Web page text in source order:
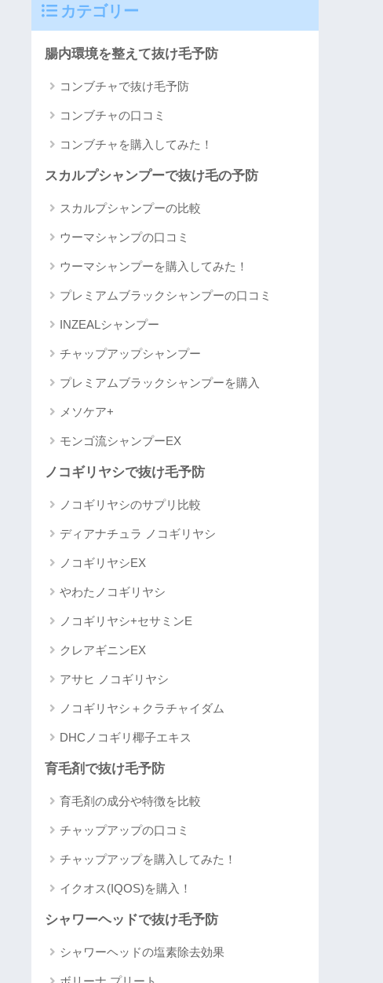
カテゴリー
腸内環境を整えて抜け毛予防
コンブチャで抜け毛予防
コンブチャの口コミ
コンブチャを購入してみた！
スカルプシャンプーで抜け毛の予防
スカルプシャンプーの比較
ウーマシャンプの口コミ
ウーマシャンプーを購入してみた！
プレミアムブラックシャンプーの口コミ
INZEALシャンプー
チャップアップシャンプー
プレミアムブラックシャンプーを購入
メソケア+
モンゴ流シャンプーEX
ノコギリヤシで抜け毛予防
ノコギリヤシのサプリ比較
ディアナチュラ ノコギリヤシ
ノコギリヤシEX
やわたノコギリヤシ
ノコギリヤシ+セサミンE
クレアギニンEX
アサヒ ノコギリヤシ
ノコギリヤシ＋クラチャイダム
DHCノコギリ椰子エキス
育毛剤で抜け毛予防
育毛剤の成分や特徴を比較
チャップアップの口コミ
チャップアップを購入してみた！
イクオス(IQOS)を購入！
シャワーヘッドで抜け毛予防
シャワーヘッドの塩素除去効果